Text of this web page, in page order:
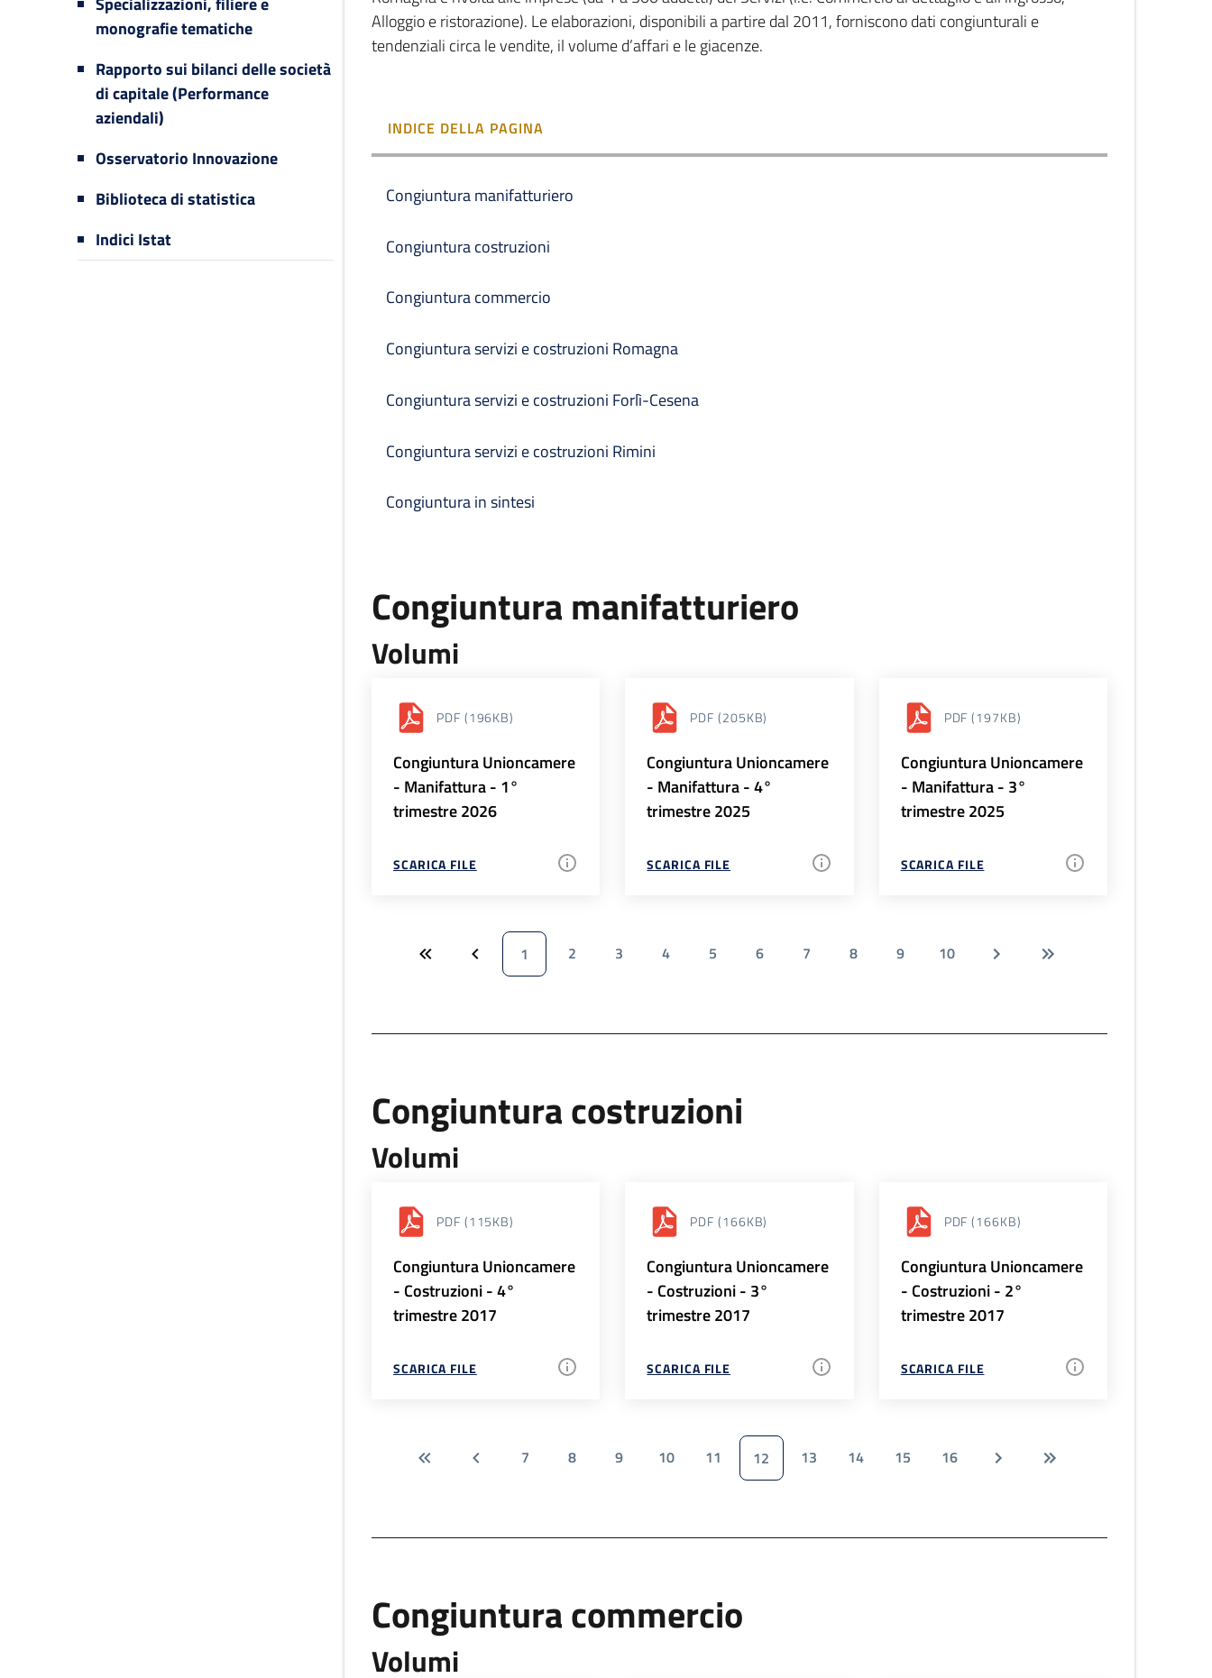
monografie tematiche
Rapporto sui bilanci delle società
di capitale (Performance
aziendali)
Osservatorio Innovazione
Biblioteca di statistica
Indici Istat
Alloggio e ristorazione). Le elaborazioni, disponibili a partire dal 2011, forniscono dati congiunturali e
tendenziali circa le vendite, il volume d’affari e le giacenze.
INDICE DELLA PAGINA
Congiuntura manifatturiero
Congiuntura costruzioni
Congiuntura commercio
Congiuntura servizi e costruzioni Romagna
Congiuntura servizi e costruzioni Forlì-Cesena
Congiuntura servizi e costruzioni Rimini
Congiuntura in sintesi
Congiuntura manifatturiero
Volumi
PDF (196KB)
Congiuntura Unioncamere
- Manifattura - 1°
trimestre 2026
SCARICA FILE
PDF (205KB)
Congiuntura Unioncamere
- Manifattura - 4°
trimestre 2025
SCARICA FILE
PDF (197KB)
Congiuntura Unioncamere
- Manifattura - 3°
trimestre 2025
SCARICA FILE
1 2 3 4 5 6 7 8 9 10
Congiuntura costruzioni
Volumi
PDF (115KB)
Congiuntura Unioncamere
- Costruzioni - 4°
trimestre 2017
SCARICA FILE
PDF (166KB)
Congiuntura Unioncamere
- Costruzioni - 3°
trimestre 2017
SCARICA FILE
PDF (166KB)
Congiuntura Unioncamere
- Costruzioni - 2°
trimestre 2017
SCARICA FILE
7 8 9 10 11 12 13 14 15 16
Congiuntura commercio
Volumi